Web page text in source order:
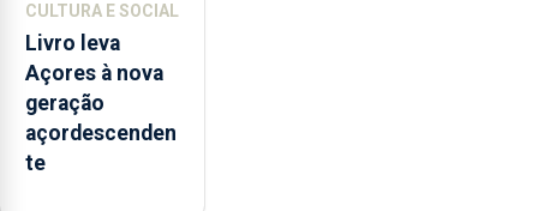
CULTURA E SOCIAL
Livro leva
Açores à nova
geração
açordescenden
te